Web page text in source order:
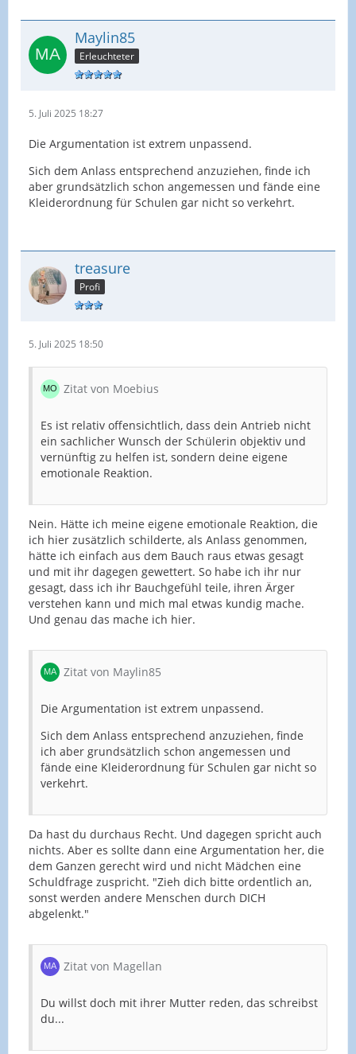
Maylin85
Erleuchteter
5. Juli 2025 18:27
Die Argumentation ist extrem unpassend.
Sich dem Anlass entsprechend anzuziehen, finde ich
aber grundsätzlich schon angemessen und fände eine
Kleiderordnung für Schulen gar nicht so verkehrt.
treasure
Profi
5. Juli 2025 18:50
Zitat von Moebius
Es ist relativ offensichtlich, dass dein Antrieb nicht
ein sachlicher Wunsch der Schülerin objektiv und
vernünftig zu helfen ist, sondern deine eigene
emotionale Reaktion.
Nein. Hätte ich meine eigene emotionale Reaktion, die
ich hier zusätzlich schilderte, als Anlass genommen,
hätte ich einfach aus dem Bauch raus etwas gesagt
und mit ihr dagegen gewettert. So habe ich ihr nur
gesagt, dass ich ihr Bauchgefühl teile, ihren Ärger
verstehen kann und mich mal etwas kundig mache.
Und genau das mache ich hier.
Zitat von Maylin85
Die Argumentation ist extrem unpassend.
Sich dem Anlass entsprechend anzuziehen, finde
ich aber grundsätzlich schon angemessen und
fände eine Kleiderordnung für Schulen gar nicht so
verkehrt.
Da hast du durchaus Recht. Und dagegen spricht auch
nichts. Aber es sollte dann eine Argumentation her, die
dem Ganzen gerecht wird und nicht Mädchen eine
Schuldfrage zuspricht. "Zieh dich bitte ordentlich an,
sonst werden andere Menschen durch DICH
abgelenkt."
Zitat von Magellan
Du willst doch mit ihrer Mutter reden, das schreibst
du...